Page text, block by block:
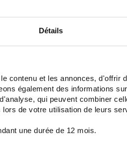
Détails
contenu et les annonces, d'offrir
également des informations
qui peuvent combiner
de votre utilisation de leurs
une durée de 12 mois.
AÑADIR A LA CESTA